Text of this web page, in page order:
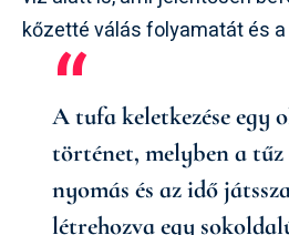
kőzetté válás folyamatát és
A tufa keletkezése egy
történet, melyben a tűz
nyomás és az idő
létrehozva egy